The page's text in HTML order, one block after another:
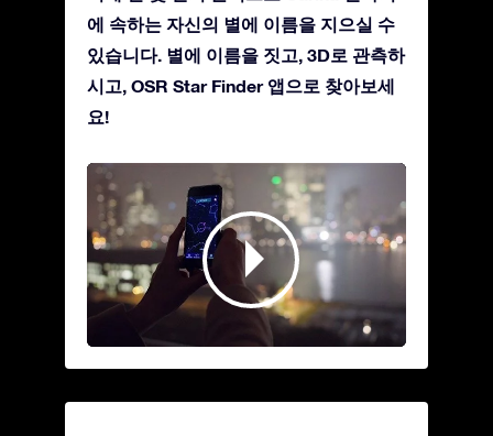
에 속하는 자신의 별에 이름을 지으실 수
있습니다. 별에 이름을 짓고, 3D로 관측하
시고, OSR Star Finder 앱으로 찾아보세
요!